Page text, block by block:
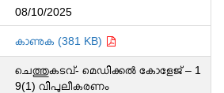
08/10/2025
കാണുക (381 KB)
ചെത്തുകടവ്- മെഡിക്കൽ കോളേജ് – 1
9(1) വിപുലീകരണം